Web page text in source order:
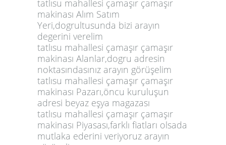
tatlısu mahallesi çamaşır çamaşır
makinası Alım Satım
Yeri,dogrultusunda bizi arayın
degerini verelim
tatlısu mahallesi çamaşır çamaşır
makinası Alanlar,dogru adresin
noktasındasınız arayın görüşelim
tatlısu mahallesi çamaşır çamaşır
makinası Pazarı,öncu kuruluşun
adresi beyaz eşya magazası
tatlısu mahallesi çamaşır çamaşır
makinası Piyasası,farklı fiatları olsada
mutlaka ederini veriyoruz arayın